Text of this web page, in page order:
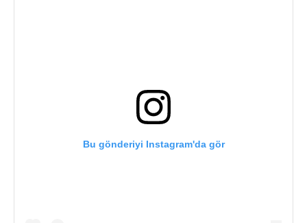
Bu gönderiyi Instagram'da gör